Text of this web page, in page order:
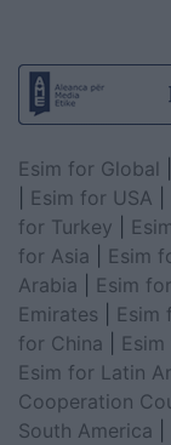
Esim for Global
Esim for USA
for Turkey
for Asia
Esim
Arabia
Esim
Emirates
Esim
for China
Esim for Latin
Cooperation
South America